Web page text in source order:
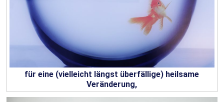
für eine (vielleicht längst überfällige) heilsame
Veränderung,